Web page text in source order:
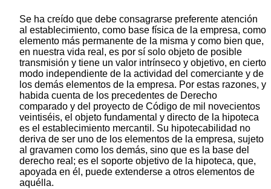
Se ha creído que debe consagrarse preferente atención
al establecimiento, como base física de la empresa, como
elemento más permanente de la misma y como bien que,
en nuestra vida real, es por sí solo objeto de posible
transmisión y tiene un valor intrínseco y objetivo, en cierto
modo independiente de la actividad del comerciante y de
los demás elementos de la empresa. Por estas razones, y
habida cuenta de los precedentes de Derecho
comparado y del proyecto de Código de mil novecientos
veintiséis, el objeto fundamental y directo de la hipoteca
es el establecimiento mercantil. Su hipotecabilidad no
deriva de ser uno de los elementos de la empresa, sujeto
al gravamen como los demás, sino que es la base del
derecho real; es el soporte objetivo de la hipoteca, que,
apoyada en él, puede extenderse a otros elementos de
aquélla.